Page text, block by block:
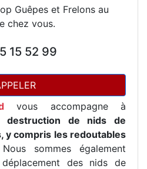
Guêpes et Frelons au
chez vous.
15 52 99
vous accompagne à
destruction de nids de
y compris les redoutables
sommes également
des nids de